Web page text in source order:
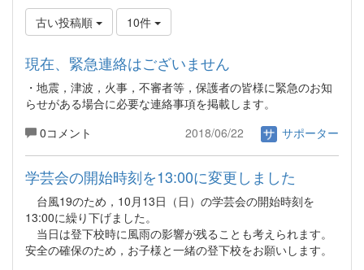
古い投稿順 10件
現在、緊急連絡はございません
・地震，津波，火事，不審者等，保護者の皆様に緊急のお知
らせがある場合に必要な連絡事項を掲載します。
0コメント
2018/06/22 サポーター
学芸会の開始時刻を13:00に変更しました
台風19のため，10月13日（日）の学芸会の開始時刻を
13:00に繰り下げました。
当日は登下校時に風雨の影響が残ることも考えられます。
安全の確保のため，お子様と一緒の登下校をお願いします。